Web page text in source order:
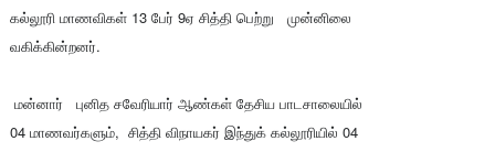
கல்லூரி மாணவிகள் 13 பேர் 9ஏ சித்தி பெற்று முன்னிலை
வகிக்கின்றனர்.
மன்னார் புனித சவேரியார் ஆண்கள் தேசிய பாடசாலையில்
04 மாணவர்களும், சித்தி விநாயகர் இந்துக் கல்லூரியில் 04